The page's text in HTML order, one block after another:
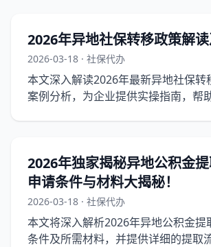
2026年异地社保转移政策解
2026-03-18 · 社保代办
本文深入解读2026年最新异地社保转
案例分析，为企业提供实操指南，帮
2026年独家揭秘异地公积金提
申请条件与材料大揭秘！
2026-03-18 · 社保代办
本文将深入解析2026年异地公积金提
条件及所需材料，并提供详细的提取